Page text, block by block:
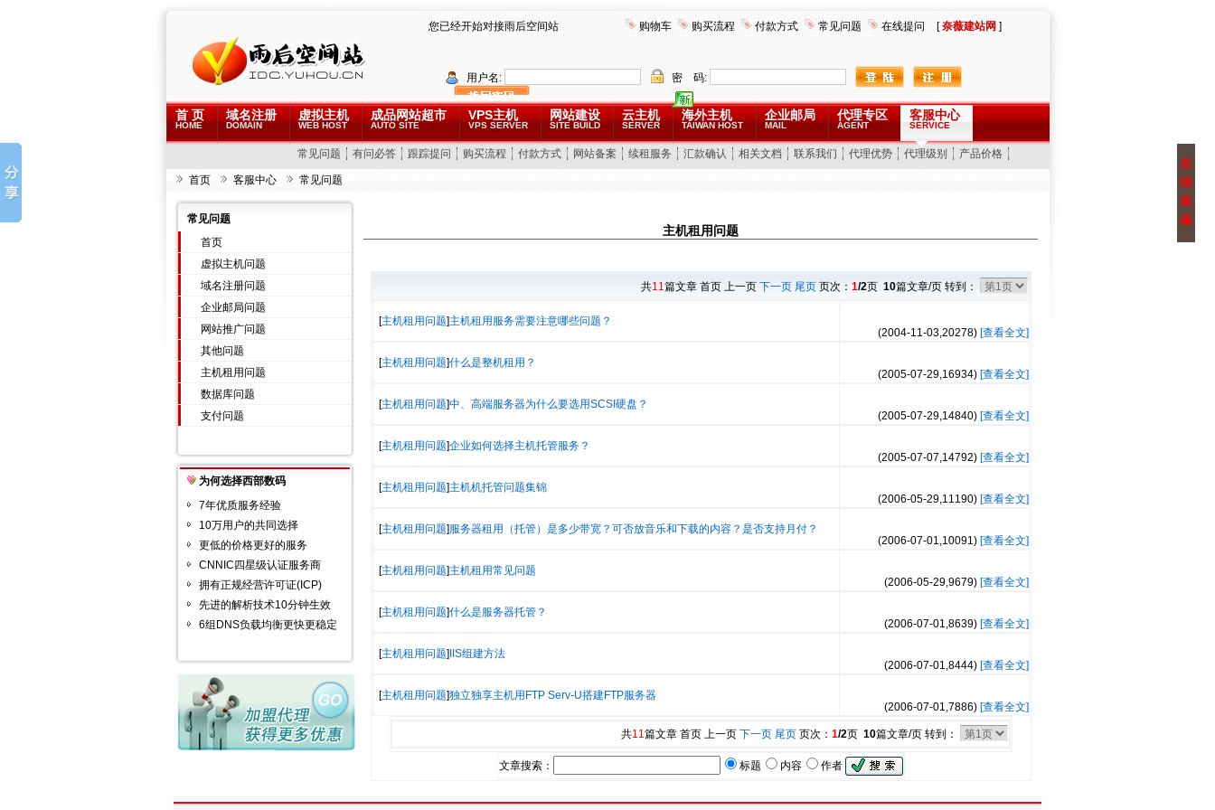
您已经开始对接雨后空间站 购物车 购买流程 付款方式 常见问题 在线提问 [奈薇建站网 ]
用户名: 密 码:
首 页
HOME
域名注册
DOMAIN
虚拟主机
WEB HOST
成品网站超市
AUTO SITE
VPS主机
VPS SERVER
网站建设
SITE BUILD
云主机
SERVER
海外主机
TAIWAN HOST
企业邮局
MAIL
代理专区
AGENT
客服中心
SERVICE
常见问题 有问必答 跟踪提问 购买流程 付款方式 网站备案 续租服务 汇款确认 相关文档 联系我们 代理优势 代理级别 产品价格
首页 客服中心 常见问题
常见问题
首页
虚拟主机问题
域名注册问题
企业邮局问题
网站推广问题
其他问题
主机租用问题
数据库问题
支付问题
为何选择西部数码
7年优质服务经验
10万用户的共同选择
更低的价格更好的服务
CNNIC四星级认证服务商
拥有正规经营许可证(ICP)
先进的解析技术10分钟生效
6组DNS负载均衡更快更稳定
主机租用问题
共11篇文章 首页 上一页 下一页 尾页页次： 1/2页 10篇文章/页 转到：
[主机租用问题]主机租用服务需要注意哪些问题？
(2004-11-03,20278) [查看全文]
[主机租用问题]什么是整机租用？
(2005-07-29,16934) [查看全文]
[主机租用问题]中、高端服务器为什么要选用SCSI硬盘？
(2005-07-29,14840) [查看全文]
[主机租用问题]企业如何选择主机托管服务？
(2005-07-07,14792) [查看全文]
[主机租用问题]主机机托管问题集锦
(2006-05-29,11190) [查看全文]
[主机租用问题]服务器租用（托管）是多少带宽？可否放音乐和下载的内容？是否支持月付？
(2006-07-01,10091) [查看全文]
[主机租用问题]主机租用常见问题
(2006-05-29,9679) [查看全文]
[主机租用问题]什么是服务器托管？
(2006-07-01,8639) [查看全文]
[主机租用问题] IIS组建方法
(2006-07-01,8444) [查看全文]
[主机租用问题]独立独享主机用FTP Serv-U搭建FTP服务器
(2006-07-01,7886) [查看全文]
共11篇文章 首页 上一页 下一页 尾页 页次： 1/2页 10篇文章/页 转到：
文章搜索： 标题 内容 作者